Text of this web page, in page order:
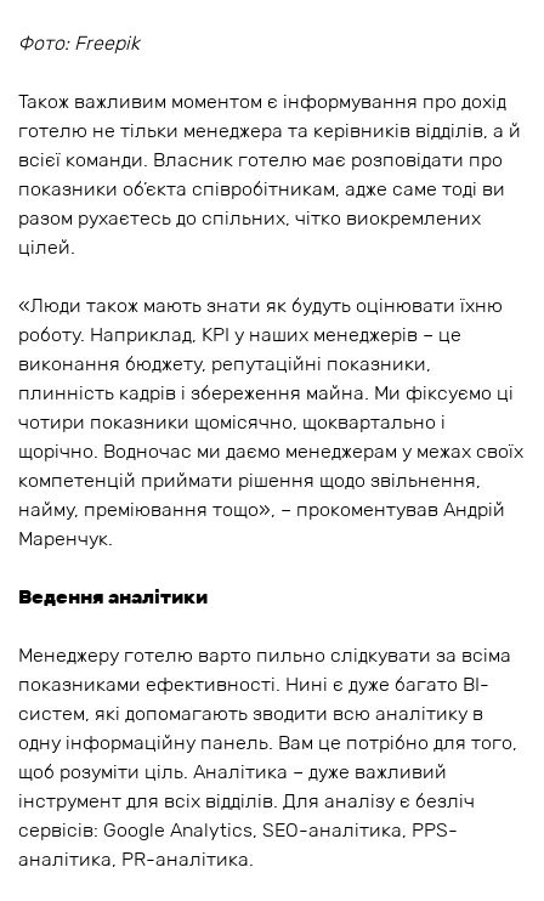
Фото: Freepik
Також важливим моментом є інформування про дохід
готелю не тільки менеджера та керівників відділів, а й
всієї команди. Власник готелю має розповідати про
показники об’єкта співробітникам, адже саме тоді ви
разом рухаєтесь до спільних, чітко виокремлених
цілей.
«Люди також мають знати як будуть оцінювати їхню
роботу. Наприклад, KPI у наших менеджерів – це
виконання бюджету, репутаційні показники,
плинність кадрів і збереження майна. Ми фіксуємо ці
чотири показники щомісячно, щоквартально і
щорічно. Водночас ми даємо менеджерам у межах своїх
компетенцій приймати рішення щодо звільнення,
найму, преміювання тощо», – прокоментував Андрій
Маренчук.
Ведення аналітики
Менеджеру готелю варто пильно слідкувати за всіма
показниками ефективності. Нині є дуже багато BI-
систем, які допомагають зводити всю аналітику в
одну інформаційну панель. Вам це потрібно для того,
щоб розуміти ціль. Аналітика – дуже важливий
інструмент для всіх відділів. Для аналізу є безліч
сервісів: Google Analytics, SEO-аналітика, PPS-
аналітика, PR-аналітика.